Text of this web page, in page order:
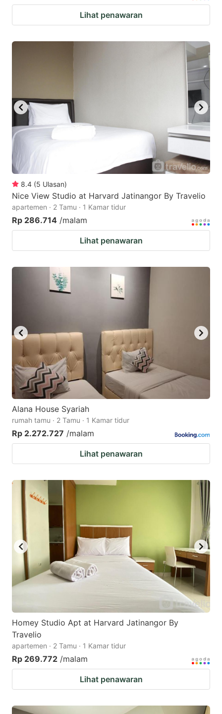
Lihat penawaran
8.4 (5 Ulasan)
Nice View Studio at Harvard Jatinangor By Travelio
apartemen · 2 Tamu · 1 Kamar tidur
Rp 286.714 /malam
Lihat penawaran
Alana House Syariah
rumah tamu · 2 Tamu · 1 Kamar tidur
Rp 2.272.727 /malam
Lihat penawaran
Homey Studio Apt at Harvard Jatinangor By
Travelio
apartemen · 2 Tamu · 1 Kamar tidur
Rp 269.772 /malam
Lihat penawaran